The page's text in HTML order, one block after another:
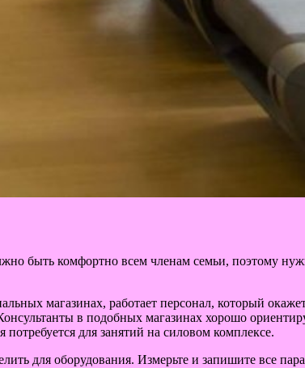
быть комфортно всем членам семьи, поэтому
магазинах, работает персонал, который
в подобных магазинах хорошо
для занятий на силовом комплексе.
для оборудования. Измерьте и запишите все